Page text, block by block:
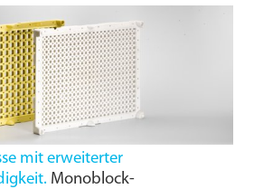
mit erweiterter
Monoblock-